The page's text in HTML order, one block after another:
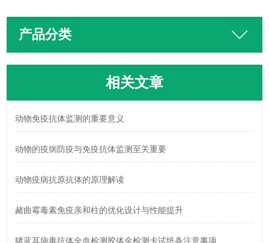
产品分类
相关文章
动物免疫抗体监测的重要意义
动物的疫病防疫与免疫抗体监测至关重要
动物疫病抗原抗体的原理解读
赭曲霉毒素免疫亲和柱的优化设计与性能提升
猪蓝耳病毒抗体全血检测胶体金检测卡试纸条注意事项